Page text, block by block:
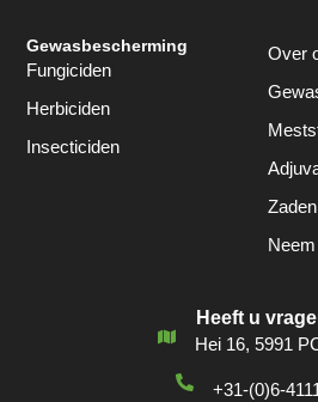
Gewasbescherming
Fungiciden
Herbiciden
Insecticiden
Over
Zaden
Heeft u
Hei 16, 5991
+31-(0)6-